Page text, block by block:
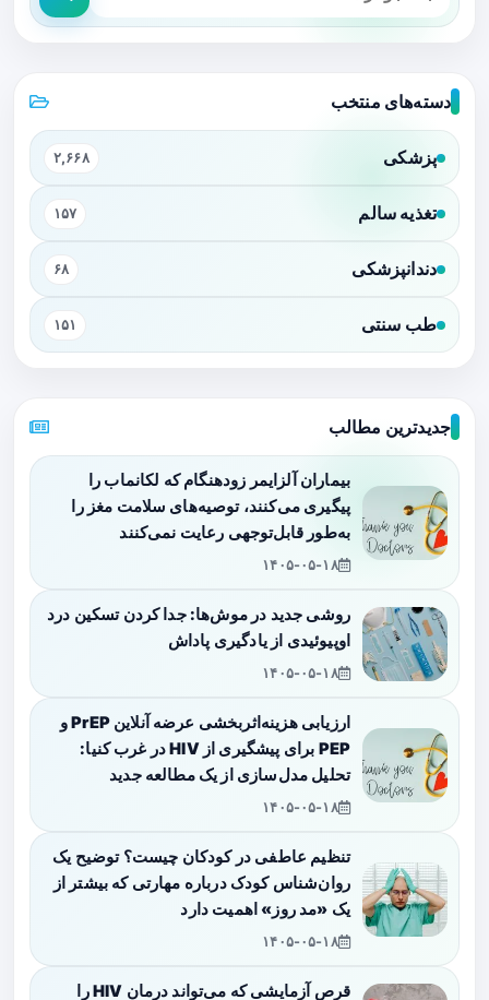
دسته‌های منتخب
پزشکی ۲,۶۶۸
تغذیه سالم ۱۵۷
دندانپزشکی ۶۸
طب سنتی ۱۵۱
جدیدترین مطالب
بیماران آلزایمر زودهنگام که لکانماب را
پیگیری می‌کنند، توصیه‌های سلامت مغز را
به‌طور قابل‌توجهی رعایت نمی‌کنند
۱۴۰۵-۰۵-۱۸
روشی جدید در موش‌ها: جدا کردن تسکین درد
اوپیوئیدی از یادگیری پاداش
۱۴۰۵-۰۵-۱۸
ارزیابی هزینه‌اثربخشی عرضه آنلاین PrEP و
PEP برای پیشگیری از HIV در غرب کنیا:
تحلیل مدل‌سازی از یک مطالعه جدید
۱۴۰۵-۰۵-۱۸
تنظیم عاطفی در کودکان چیست؟ توضیح یک
روان‌شناس کودک درباره مهارتی که بیشتر از
یک «مد روز» اهمیت دارد
۱۴۰۵-۰۵-۱۸
قرص آزمایشی که می‌تواند درمان HIV را